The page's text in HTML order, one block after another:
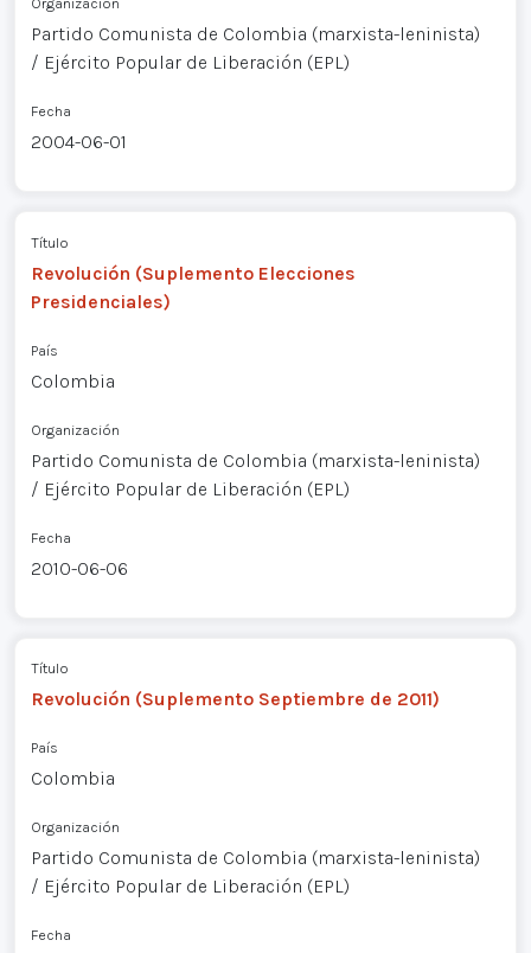
Partido Comunista de Colombia (marxista-leninista)
/ Ejército Popular de Liberación (EPL)
Fecha
2004-06-01
Título
Revolución (Suplemento Elecciones
Presidenciales)
País
Colombia
Organización
Partido Comunista de Colombia (marxista-leninista)
/ Ejército Popular de Liberación (EPL)
Fecha
2010-06-06
Título
Revolución (Suplemento Septiembre de 2011)
País
Colombia
Organización
Partido Comunista de Colombia (marxista-leninista)
/ Ejército Popular de Liberación (EPL)
Fecha